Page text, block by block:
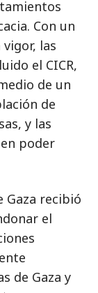
Con un
las
el CICR,
de un
de
y las
poder
Gaza recibió
el
de Gaza y